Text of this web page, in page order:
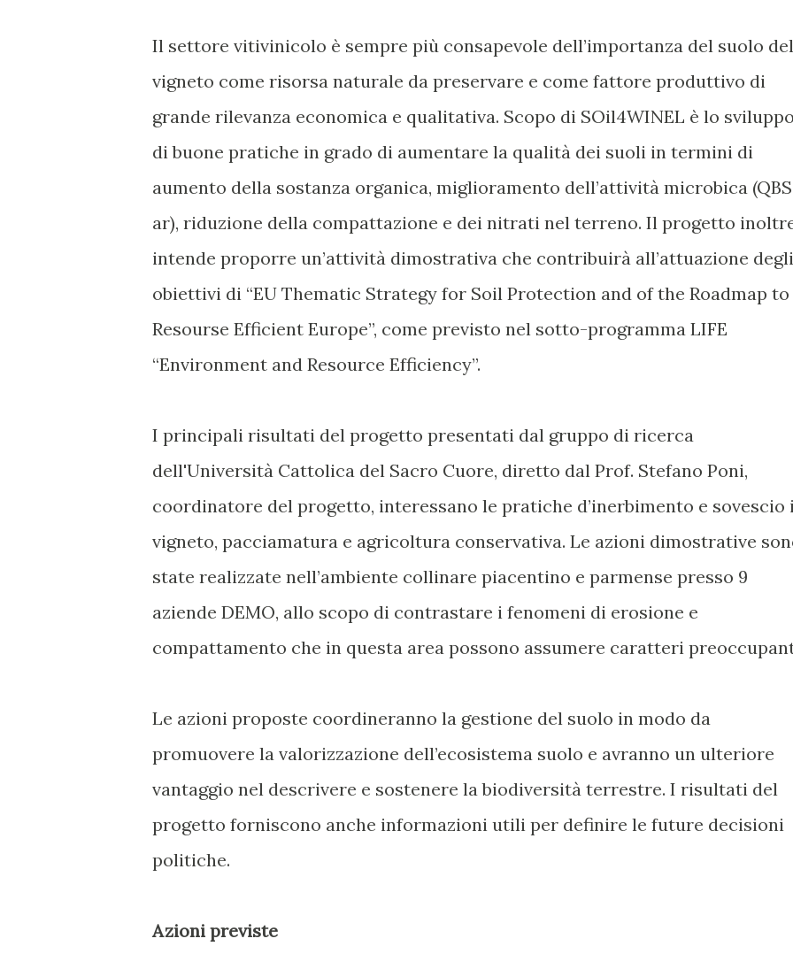
Il settore vitivinicolo è sempre più consapevole dell’importanza del suolo del
vigneto come risorsa naturale da preservare e come fattore produttivo di
grande rilevanza economica e qualitativa. Scopo di SOil4WINEL è lo
di buone pratiche in grado di aumentare la qualità dei suoli in termini di
aumento della sostanza organica, miglioramento dell’attività microbica
ar), riduzione della compattazione e dei nitrati nel terreno. Il progetto
intende proporre un’attività dimostrativa che contribuirà all’attuazione degli
obiettivi di “EU Thematic Strategy for Soil Protection and of the Roadmap to
Resourse Efficient Europe”, come previsto nel sotto-programma LIFE
“Environment and Resource Efficiency”.
I principali risultati del progetto presentati dal gruppo di ricerca
dell'Università Cattolica del Sacro Cuore, diretto dal Prof. Stefano Poni,
coordinatore del progetto, interessano le pratiche d’inerbimento e sovescio
vigneto, pacciamatura e agricoltura conservativa. Le azioni dimostrative
state realizzate nell’ambiente collinare piacentino e parmense presso 9
aziende DEMO, allo scopo di contrastare i fenomeni di erosione e
compattamento che in questa area possono assumere caratteri
Le azioni proposte coordineranno la gestione del suolo in modo da
promuovere la valorizzazione dell’ecosistema suolo e avranno un ulteriore
vantaggio nel descrivere e sostenere la biodiversità terrestre. I risultati del
progetto forniscono anche informazioni utili per definire le future decisioni
politiche.
Azioni previste